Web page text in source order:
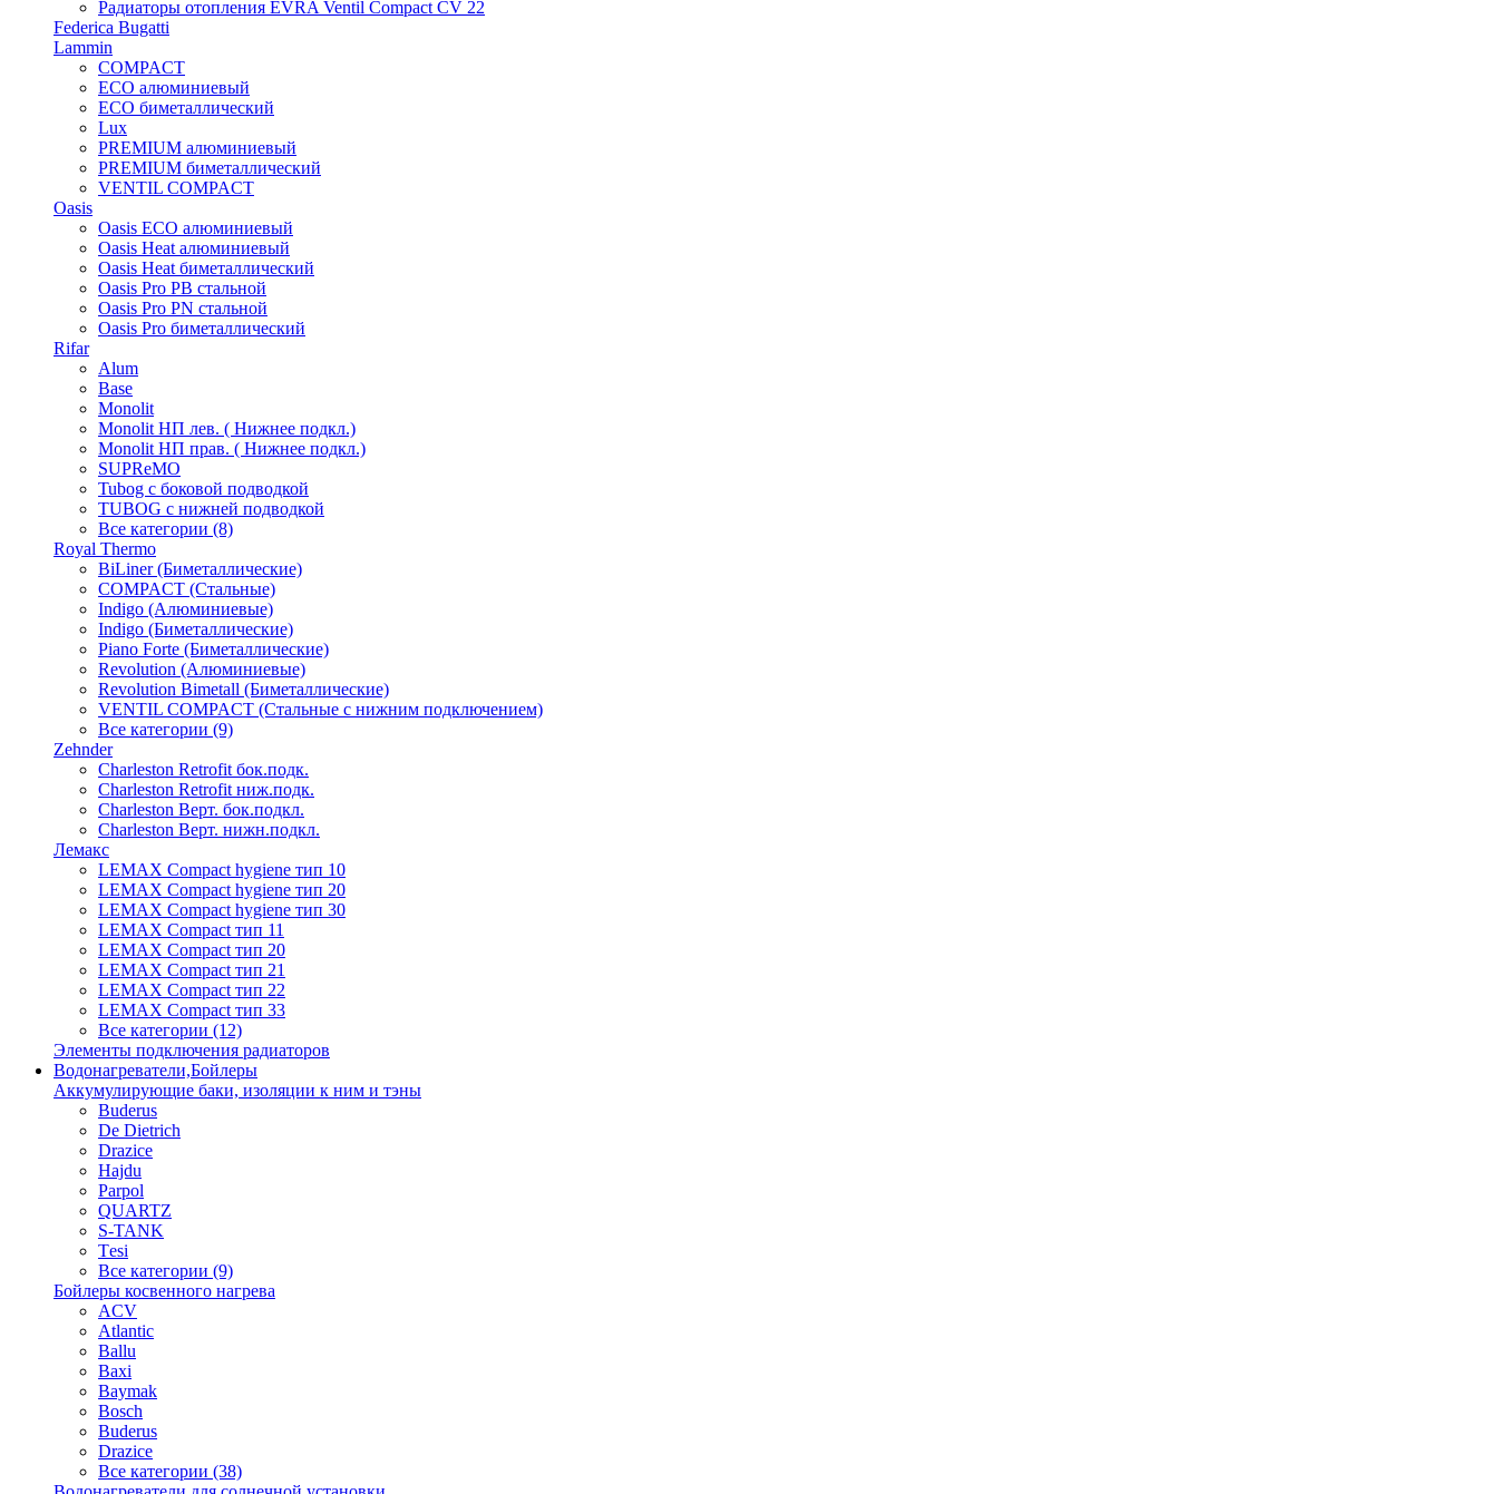
Радиаторы отопления EVRA Ventil Compact CV 22
Federica Bugatti
Lammin
COMPACT
ECO алюминиевый
ECO биметаллический
Lux
PREMIUM алюминиевый
PREMIUM биметаллический
VENTIL COMPACT
Oasis
Oasis ECO алюминиевый
Oasis Heat алюминиевый
Oasis Heat биметаллический
Oasis Pro PB стальной
Oasis Pro PN стальной
Oasis Pro биметаллический
Rifar
Alum
Base
Monolit
Monolit НП лев. ( Нижнее подкл.)
Monolit НП прав. ( Нижнее подкл.)
SUPReMO
Tubog с боковой подводкой
TUBOG с нижней подводкой
Все категории (8)
Royal Thermo
BiLiner (Биметаллические)
COMPACT (Стальные)
Indigo (Алюминиевые)
Indigo (Биметаллические)
Piano Forte (Биметаллические)
Revolution (Алюминиевые)
Revolution Bimetall (Биметаллические)
VENTIL COMPACT (Стальные с нижним подключением)
Все категории (9)
Zehnder
Charleston Retrofit бок.подк.
Charleston Retrofit ниж.подк.
Charleston Верт. бок.подкл.
Charleston Верт. нижн.подкл.
Лемакс
LEMAX Compact hygiene тип 10
LEMAX Compact hygiene тип 20
LEMAX Compact hygiene тип 30
LEMAX Compact тип 11
LEMAX Compact тип 20
LEMAX Compact тип 21
LEMAX Compact тип 22
LEMAX Compact тип 33
Все категории (12)
Элементы подключения радиаторов
Водонагреватели,Бойлеры
Аккумулирующие баки, изоляции к ним и тэны
Buderus
De Dietrich
Drazice
Hajdu
Parpol
QUARTZ
S-TANK
Tеsi
Все категории (9)
Бойлеры косвенного нагрева
ACV
Atlantic
Ballu
Baxi
Baymak
Bosch
Buderus
Drazice
Все категории (38)